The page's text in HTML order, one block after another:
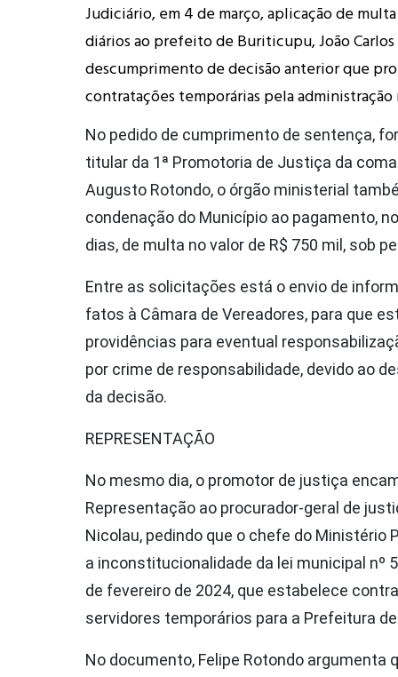
Judiciário, em 4 de março, aplicação de multa
diários ao prefeito de Buriticupu, João
descumprimento de decisão anterior que
contratações temporárias pela
No pedido de cumprimento de sentença,
titular da 1ª Promotoria de Justiça da
Augusto Rotondo, o órgão ministerial
condenação do Município ao pagamento,
dias, de multa no valor de R$ 750 mil, sob
Entre as solicitações está o envio de
fatos à Câmara de Vereadores, para que
providências para eventual
por crime de responsabilidade, devido ao
da decisão.
REPRESENTAÇÃO
No mesmo dia, o promotor de justiça
Representação ao procurador-geral de
Nicolau, pedindo que o chefe do Ministério
a inconstitucionalidade da lei municipal nº
de fevereiro de 2024, que estabelece
servidores temporários para a Prefeitura
No documento, Felipe Rotondo argumenta